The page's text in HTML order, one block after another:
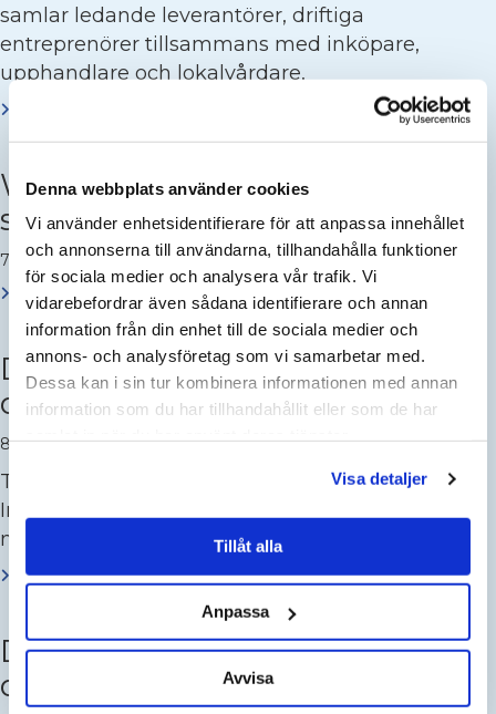
Denna webbplats använder cookies
Vi använder enhetsidentifierare för att anpassa innehållet
och annonserna till användarna, tillhandahålla funktioner
för sociala medier och analysera vår trafik. Vi
vidarebefordrar även sådana identifierare och annan
information från din enhet till de sociala medier och
annons- och analysföretag som vi samarbetar med.
Dessa kan i sin tur kombinera informationen med annan
information som du har tillhandahållit eller som de har
Visa detaljer
Tillåt alla
Anpassa
Avvisa
samlar ledande leverantörer, driftiga
entreprenörer tillsammans med inköpare,
upphandlare och lokalvårdare.
Webbinar: Upphandling i
städbranscheb
7 juni 2023|Arkiv,Webinar
Läs mer
Webinar
Digitalt webbinarium – Kvalitet
del 2
8 april 2022|Arkiv,Webinar
Tema: Kvalitet del 2 | Miljö och hållbarhet |
Implementera ledningssystem | Initiativ för bra
miljömål | Tvätt – Hållbar utveckling
Läs mer
Digitalt webbinarium – Kvalitet
del 1, 23 februari